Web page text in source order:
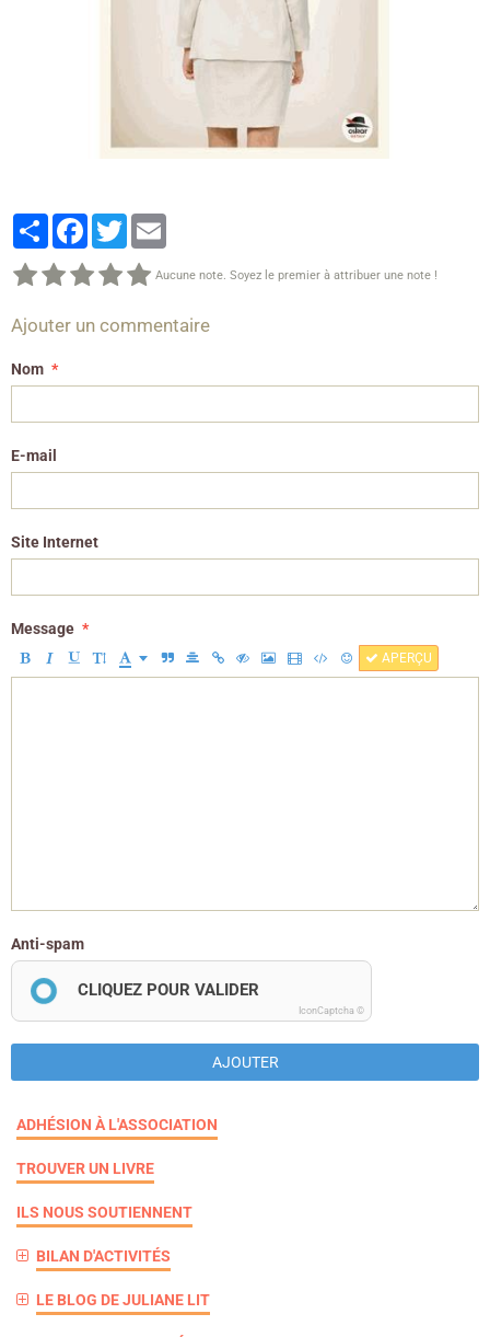
PartagerFacebook
Twitter
Aucune note. Soyez le premier à attribuer une note !
Ajouter un commentaire
Nom
E-mail
Site Internet
Message
APERÇU
Anti-spam
CLIQUEZ POUR VALIDER
IconCaptcha ©
AJOUTER
ADHÉSION À L'ASSOCIATION
TROUVER UN LIVRE
ILS NOUS SOUTIENNENT
BILAN D'ACTIVITÉS
LE BLOG DE JULIANE LIT